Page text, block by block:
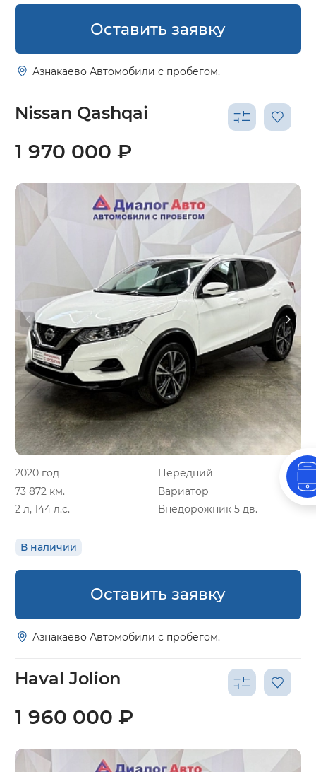
Оставить заявку
Азнакаево Автомобили с пробегом.
Nissan Qashqai
2020 год
Передний
73 872 км.
Вариатор
2 л, 144 л.с.
Внедорожник 5 дв.
В наличии
1 970 000 ₽
Оставить заявку
Азнакаево Автомобили с пробегом.
Haval Jolion
1 960 000 ₽